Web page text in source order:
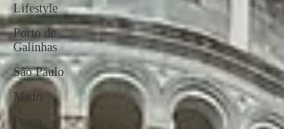
Lifestyle
Porto de
Galinhas
São Paulo
Madri
Praga